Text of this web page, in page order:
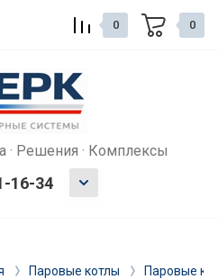
· Решения · Комплексы
16-34
0 0
Паровые котлы Паровые